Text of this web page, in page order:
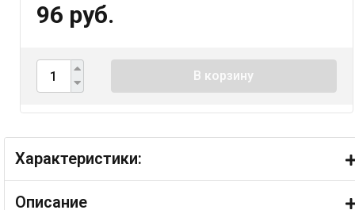
96 руб.
В корзину
Характеристики:
Описание